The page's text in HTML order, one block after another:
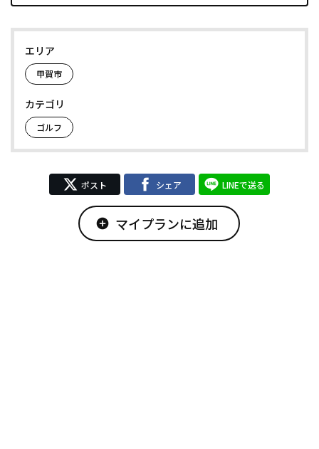
エリア
甲賀市
カテゴリ
ゴルフ
ポスト シェア LINEで送る
add_circle マイプランに追加